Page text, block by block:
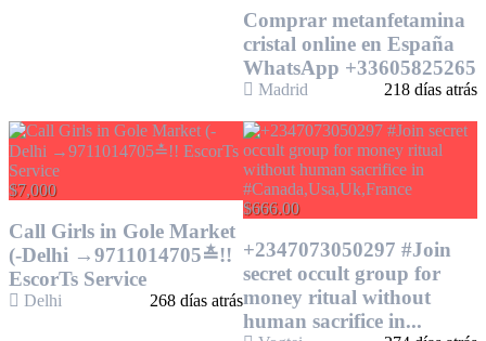
Comprar metanfetamina
cristal online en España
WhatsApp +33605825265
Madrid 218 días atrás
$7,000
Call Girls in Gole Market
(-Delhi →9711014705≛!!
EscorTs Service
Delhi 268 días atrás
$666.00
+2347073050297 #Join
secret occult group for
money ritual without
human sacrifice in...